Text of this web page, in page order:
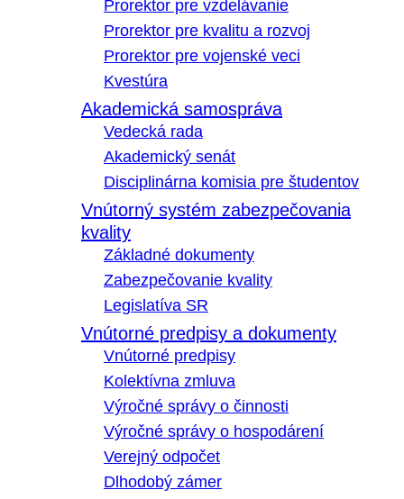
Prorektor pre vzdelávanie
Prorektor pre kvalitu a rozvoj
Prorektor pre vojenské veci
Kvestúra
Akademická samospráva
Vedecká rada
Akademický senát
Disciplinárna komisia pre študentov
Vnútorný systém zabezpečovania
kvality
Základné dokumenty
Zabezpečovanie kvality
Legislatíva SR
Vnútorné predpisy a dokumenty
Vnútorné predpisy
Kolektívna zmluva
Výročné správy o činnosti
Výročné správy o hospodárení
Verejný odpočet
Dlhodobý zámer